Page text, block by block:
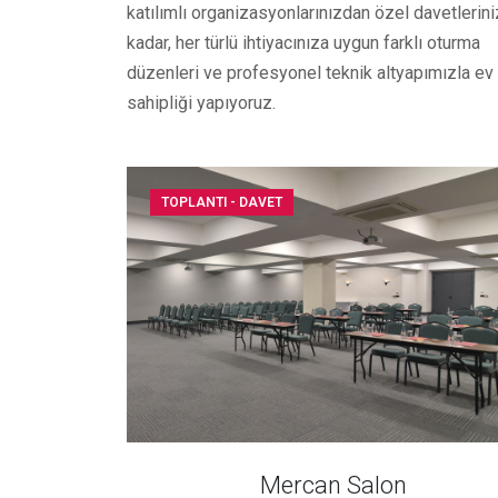
katılımlı organizasyonlarınızdan özel
kadar, her türlü ihtiyacınıza uygun farklı oturma
düzenleri ve profesyonel teknik altyapımızla ev
sahipliği yapıyoruz.
TOPLANTI - DAVET
Mercan Salon